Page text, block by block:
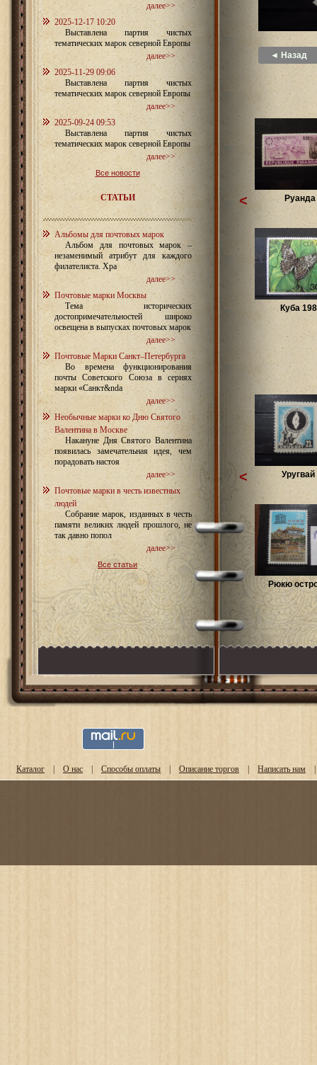
далее>>
2025-12-17 10:20
Выставлена партия чистых
тематических марок северной Европы
далее>>
2025-11-29 09:06
Выставлена партия чистых
тематических марок северной Европы
далее>>
2025-09-24 09:53
Выставлена партия чистых
тематических марок северной Европы
далее>>
Все новости
СТАТЬИ
Альбомы для почтовых марок
Альбом для почтовых марок –
незаменимый атрибут для каждого
филателиста. Хра
далее>>
Почтовые марки Москвы
Тема исторических
достопримечательностей широко
освещена в выпусках почтовых марок
далее>>
Почтовые Марки Санкт–Петербурга
Во времена функционирования
почты Советского Союза в сериях
марки «Санкт&nda
далее>>
Необычные марки ко Дню Святого
Валентина в Москве
Накануне Дня Святого Валентина
появилась замечательная идея, чем
порадовать настоя
далее>>
Почтовые марки в честь известных
людей
Собрание марок, изданных в честь
памяти великих людей прошлого, не
так давно попол
далее>>
Все статьи
◄ Назад
Руанда
Куба
<
Уругвай
Рюкю
<
Каталог | О нас | Способы оплаты | Описание торгов | Написать нам |